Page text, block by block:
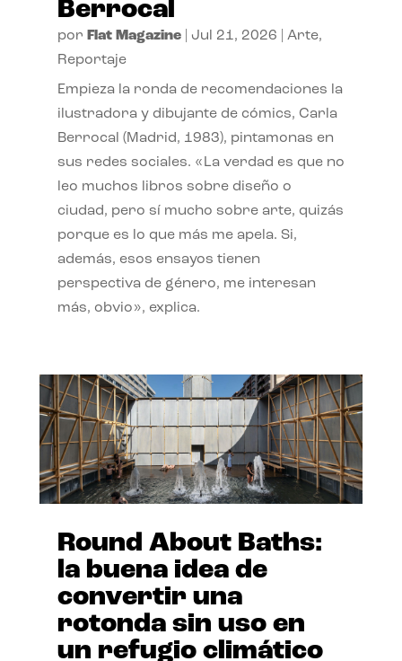
Berrocal
por Flat Magazine| Jul 21, 2026 Arte,
Reportaje
Empieza la ronda de recomendaciones la
ilustradora y dibujante de cómics, Carla
Berrocal (Madrid, 1983), pintamonas en
sus redes sociales. «La verdad es que no
leo muchos libros sobre diseño o
ciudad, pero sí mucho sobre arte, quizás
porque es lo que más me apela. Si,
además, esos ensayos tienen
perspectiva de género, me interesan
más, obvio», explica.
Round About Baths:
la buena idea de
convertir una
rotonda sin uso en
un refugio climático